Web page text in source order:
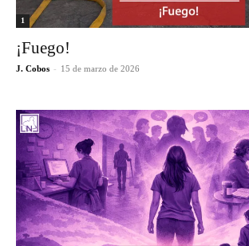
1
¡Fuego!
J. Cobos - 15 de marzo de 2026